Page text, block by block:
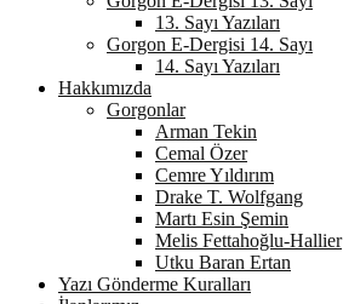
13. Sayı Yazıları
Gorgon E-Dergisi 14. Sayı
14. Sayı Yazıları
Hakkımızda
Gorgonlar
Arman Tekin
Cemal Özer
Cemre Yıldırım
Drake T. Wolfgang
Martı Esin Şemin
Melis Fettahoğlu-Hallier
Utku Baran Ertan
Yazı Gönderme Kuralları